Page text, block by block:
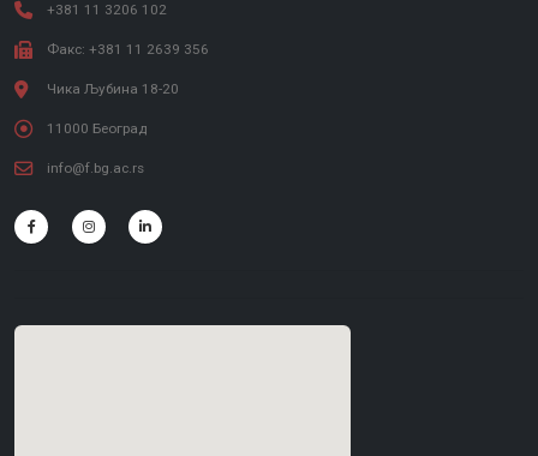
+381 11 3206 102
Факс: +381 11 2639 356
Чика Љубина 18-20
11000 Београд
info@f.bg.ac.rs